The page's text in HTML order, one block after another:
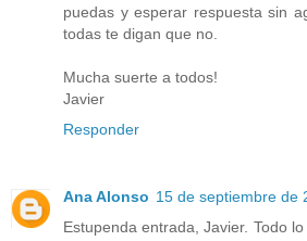
puedas y esperar respuesta sin
todas te digan que no.
Mucha suerte a todos!
Javier
Responder
Ana Alonso 15 de septiembre de
Estupenda entrada, Javier. Todo